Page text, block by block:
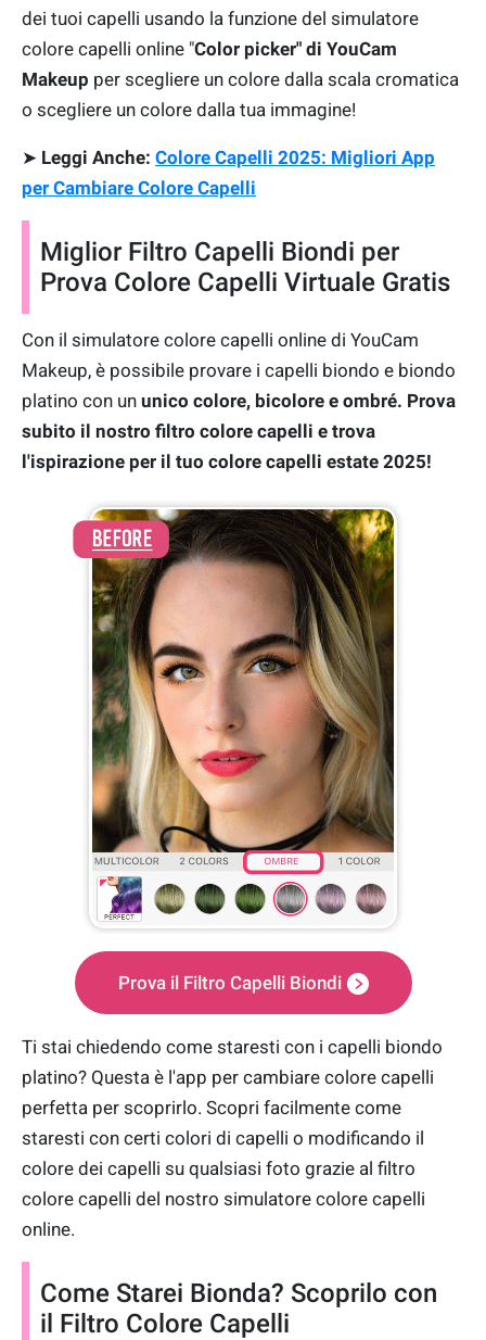
dei tuoi capelli usando la funzione del simulatore
colore capelli online "Color picker" di YouCam
Makeup per scegliere un colore dalla scala cromatica
o scegliere un colore dalla tua immagine!
➤ Leggi Anche: Colore Capelli 2025: Migliori App
per Cambiare Colore Capelli
Miglior Filtro Capelli Biondi per
Prova Colore Capelli Virtuale Gratis
Con il simulatore colore capelli online di YouCam
Makeup, è possibile provare i capelli biondo e biondo
platino con un unico colore, bicolore e ombré. Prova
subito il nostro filtro colore capelli e trova
l'ispirazione per il tuo colore capelli estate 2025!
Prova il Filtro Capelli Biondi
Ti stai chiedendo come staresti con i capelli biondo
platino? Questa è l'app per cambiare colore capelli
perfetta per scoprirlo. Scopri facilmente come
staresti con certi colori di capelli o modificando il
colore dei capelli su qualsiasi foto grazie al filtro
colore capelli del nostro simulatore colore capelli
online.
Come Starei Bionda? Scoprilo con
il Filtro Colore Capelli